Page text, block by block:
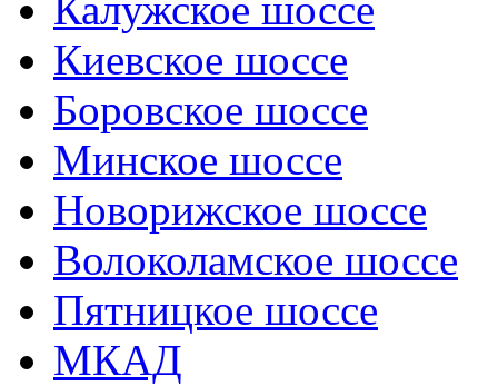
Калужское шоссе
Киевское шоссе
Боровское шоссе
Минское шоссе
Новорижское шоссе
Волоколамское шоссе
Пятницкое шоссе
МКАД